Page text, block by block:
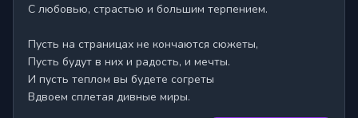
С любовью, страстью и большим терпением.
Пусть на страницах не кончаются сюжеты,
Пусть будут в них и радость, и мечты.
И пусть теплом вы будете согреты
Вдвоем сплетая дивные миры.